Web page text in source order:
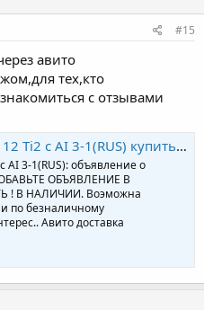
#15
авито
тех,кто
с отзывами
купить в Копейске | Хобби и отдых | Авито
AI 3-1(RUS): объявление о
ОБЪЯВЛЕНИЕ В
! В НАЛИЧИИ. Воэможна
по безналичному
Авито доставка